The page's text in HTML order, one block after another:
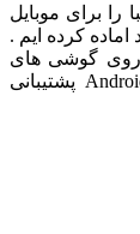
موبایل
کرده ایم .
گوشی های
تلفن همراه که از سیستم عامل های Java و Android پشتیبانی